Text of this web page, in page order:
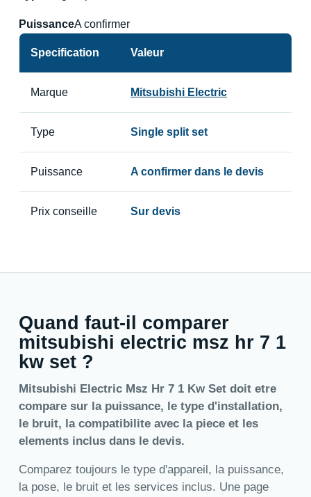
PuissanceA confirmer
Specification Valeur
Marque Mitsubishi Electric
Type Single split set
Puissance A confirmer dans le devis
Prix conseille Sur devis
Quand faut-il comparer
mitsubishi electric msz hr 7 1
kw set ?
Mitsubishi Electric Msz Hr 7 1 Kw Set doit etre
compare sur la puissance, le type d'installation,
le bruit, la compatibilite avec la piece et les
elements inclus dans le devis.
Comparez toujours le type d'appareil, la puissance,
la pose, le bruit et les services inclus. Une page